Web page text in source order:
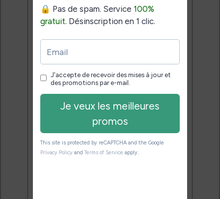
pour bien choisir et utiliser leur
liseuse.
Pas de spam.
Service 100% gratuit.
Désinscription en 1 clic.
Email:
J'accepte de recevoir des
mises à jour et des promotions
par e-mail.